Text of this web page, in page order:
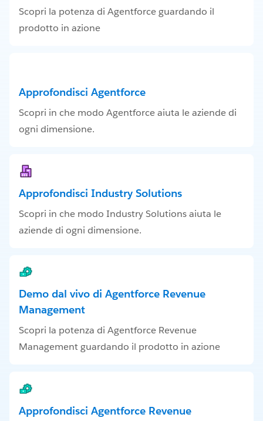
Scopri la potenza di Agentforce guardando il
prodotto in azione
Approfondisci Agentforce
Scopri in che modo Agentforce aiuta le aziende di
ogni dimensione.
Approfondisci Industry Solutions
Scopri in che modo Industry Solutions aiuta le
aziende di ogni dimensione.
Demo dal vivo di Agentforce Revenue
Management
Scopri la potenza di Agentforce Revenue
Management guardando il prodotto in azione
Approfondisci Agentforce Revenue